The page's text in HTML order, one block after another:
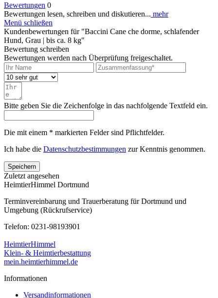
Bewertungen 0
Bewertungen lesen, schreiben und diskutieren... mehr
Menü schließen
Kundenbewertungen für "Baccini Cane che dorme, schlafender
Hund, Grau | bis ca. 8 kg"
Bewertung schreiben
Bewertungen werden nach Überprüfung freigeschaltet.
Bitte geben Sie die Zeichenfolge in das nachfolgende Textfeld ein.
Die mit einem * markierten Felder sind Pflichtfelder.
Ich habe die Datenschutzbestimmungen zur Kenntnis genommen.
Speichern
Zuletzt angesehen
HeimtierHimmel Dortmund
Terminvereinbarung und Trauerberatung für Dortmund und
Umgebung (Rückrufservice)
Telefon: 0231-98193901
HeimtierHimmel
Klein- & Heimtierbestattung
mein.heimtierhimmel.de
Informationen
Versandinformationen